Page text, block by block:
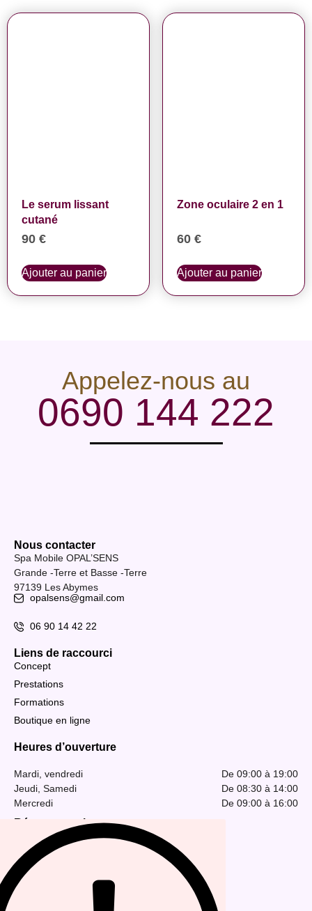
Le serum lissant
cutané
90 €
Ajouter au panier
Zone oculaire 2 en 1
60 €
Ajouter au panier
Appelez-nous au
0690 144 222
Nous contacter
Spa Mobile OPAL’SENS
Grande -Terre et Basse -Terre
97139 Les Abymes
opalsens@gmail.com
06 90 14 42 22
Liens de raccourci
Concept
Prestations
Formations
Boutique en ligne
Heures d’ouverture
Mardi, vendredi
De 09:00 à 19:00
Jeudi, Samedi
De 08:30 à 14:00
Mercredi
De 09:00 à 16:00
Réseaux sociaux
Inscription newsletter